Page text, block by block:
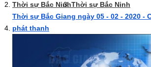
Thời sự Bắc NinhThời sự Bắc Ninh
Thời sự Bắc Giang ngày 05 - 02 - 2020 -
phát thanh